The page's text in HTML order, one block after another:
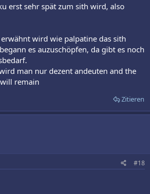
erst sehr spät zum sith wird, also
wird wie palpatine das sith
es auzuschöpfen, da gibt es noch
man nur dezent andeuten and the
remain
Zitieren
#18